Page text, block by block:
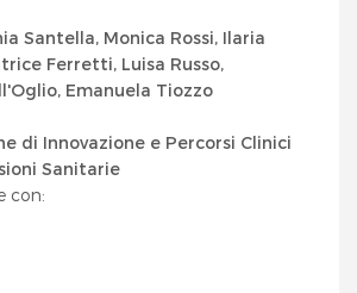
Santella, Monica Rossi, Ilaria
Ferretti, Luisa Russo,
Emanuela Tiozzo
di Innovazione e Percorsi Clinici
Sanitarie
con: